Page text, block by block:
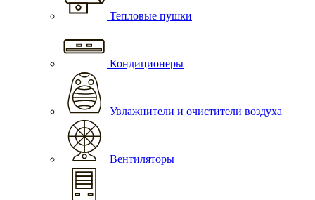
Тепловые пушки
Кондиционеры
Увлажнители и очистители воздуха
Вентиляторы